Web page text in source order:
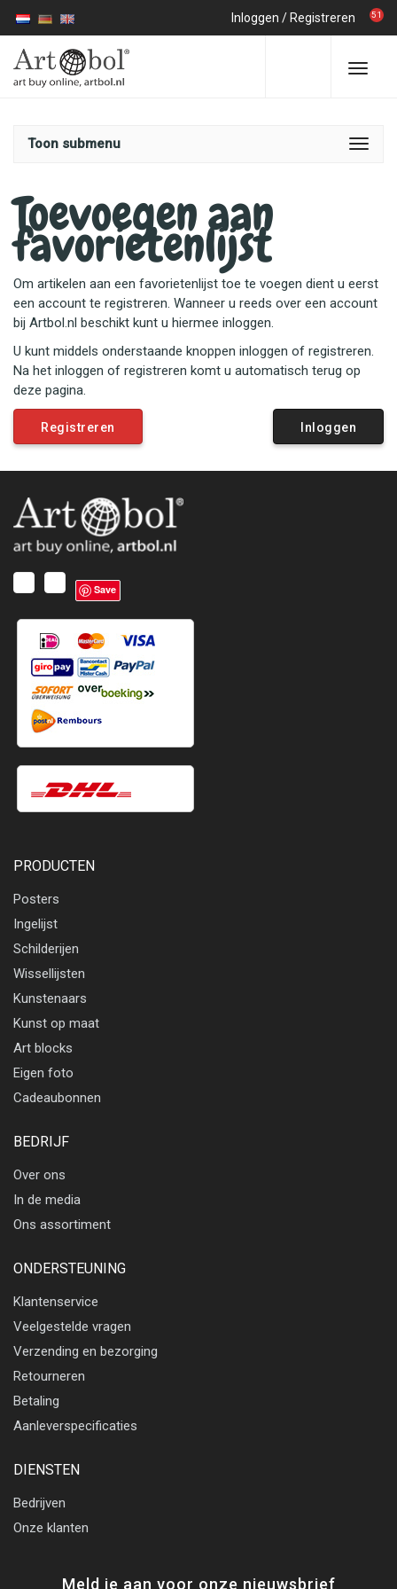
Inloggen / Registreren 51
Toon submenu
Toevoegen aan
favorietenlijst
Om artikelen aan een favorietenlijst toe te voegen dient u eerst
een account te registreren. Wanneer u reeds over een account
bij Artbol.nl beschikt kunt u hiermee inloggen.
U kunt middels onderstaande knoppen inloggen of registreren.
Na het inloggen of registreren komt u automatisch terug op
deze pagina.
Registreren Inloggen
Save
PRODUCTEN
Posters
Ingelijst
Schilderijen
Wissellijsten
Kunstenaars
Kunst op maat
Art blocks
Eigen foto
Cadeaubonnen
BEDRIJF
Over ons
In de media
Ons assortiment
ONDERSTEUNING
Klantenservice
Veelgestelde vragen
Verzending en bezorging
Retourneren
Betaling
Aanleverspecificaties
DIENSTEN
Bedrijven
Onze klanten
Meld je aan voor onze nieuwsbrief